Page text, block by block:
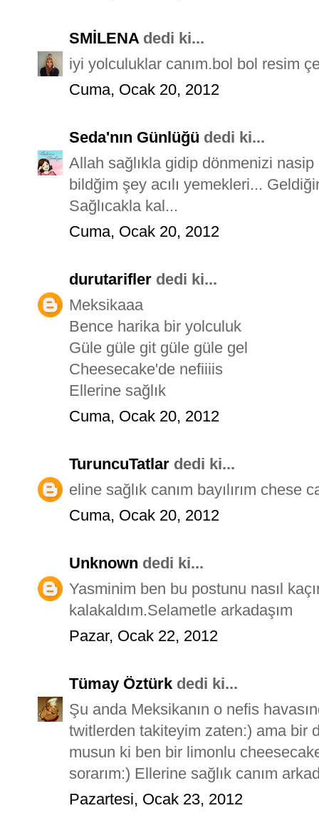
SMİLENA dedi ki...
iyi yolculuklar canım.bol bol resim
Cuma, Ocak 20, 2012
Seda'nın Günlüğü dedi ki...
Allah sağlıkla gidip dönmenizi
bildğim şey acılı yemekleri...
Sağlıcakla kal...
Cuma, Ocak 20, 2012
durutarifler dedi ki...
Meksikaaa
Bence harika bir yolculuk
Güle güle git güle güle gel
Cheesecake'de nefiiiis
Ellerine sağlık
Cuma, Ocak 20, 2012
TuruncuTatlar dedi ki...
eline sağlık canım bayılırım
Cuma, Ocak 20, 2012
Unknown dedi ki...
Yasminim ben bu postunu nasıl
kalakaldım.Selametle arkadaşım
Pazar, Ocak 22, 2012
Tümay Öztürk dedi ki...
Şu anda Meksikanın o nefis
twitlerden takiteyim zaten:) ama bir
musun ki ben bir limonlu
sorarım:) Ellerine sağlık canım
Pazartesi, Ocak 23, 2012